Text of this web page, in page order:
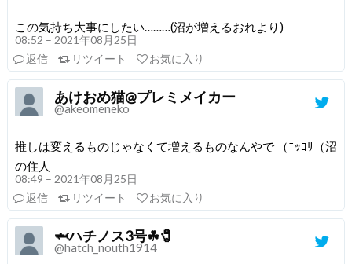
この気持ち大事にしたい………(沼が増えるおれより)
08:52 – 2021年08月25日
返信
リツイート お気に入り
あけおめ猫@プレミメイカー
@akeomeneko
推しは変えるものじゃなくて増えるものなんやで （ﾆｯｺﾘ（沼
の住人
08:49 – 2021年08月25日
返信
リツイート お気に入り
🦈ハチノス3号☘🧷
@hatch_nouth1914